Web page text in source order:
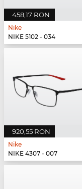
458,17 RON
Nike
NIKE 5102 - 034
920,55 RON
Nike
NIKE 4307 - 007